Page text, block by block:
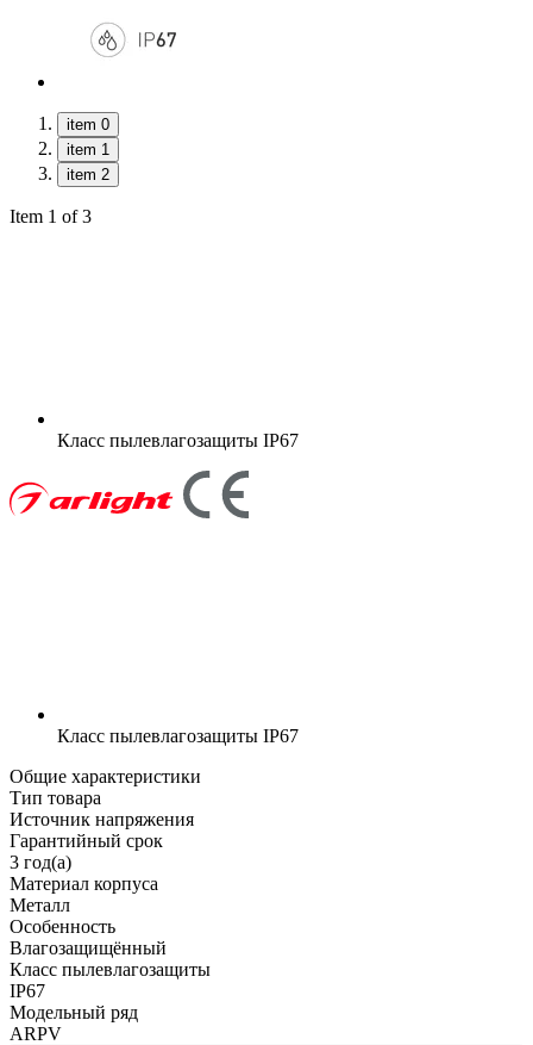
item 0
item 1
item 2
Item 1 of 3
Класс пылевлагозащиты IP67
Класс пылевлагозащиты IP67
Общие характеристики
Тип товара
Источник напряжения
Гарантийный срок
3 год(а)
Материал корпуса
Металл
Особенность
Влагозащищённый
Класс пылевлагозащиты
IP67
Модельный ряд
ARPV